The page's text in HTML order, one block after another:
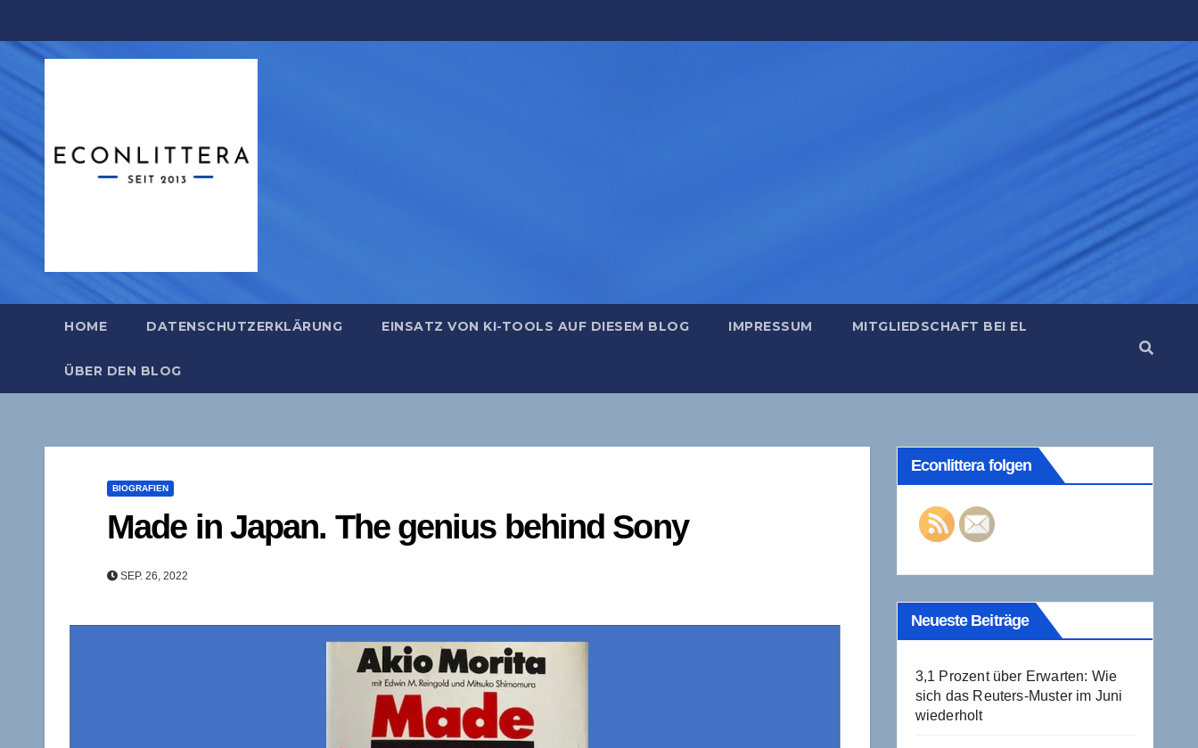
Inhalt
springen
HOME DATENSCHUTZERKLÄRUNG EINSATZ VON KI-TOOLS AUF DIESEM BLOG IMPRESSUM MITGLIEDSCHAFT BEI EL
ÜBER DEN BLOG
BIOGRAFIEN
Made in Japan. The genius behind Sony
SEP. 26, 2022
Econlittera folgen
Neueste Beiträge
3,1 Prozent über Erwarten: Wie
sich das Reuters-Muster im Juni
wiederholt